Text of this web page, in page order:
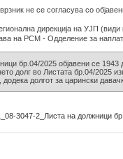
не се согласува со
дирекција на УЈП (види
на РСМ - Одделение за
бр.04/2025 објавени се
долг во Листата бр.04/2025
додека долгот за царински
3047-2_Листа на должници